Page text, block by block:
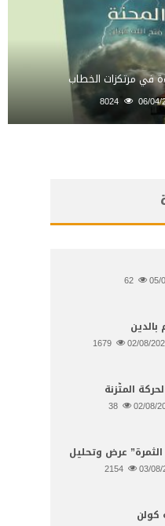
في مرتكزات الخطاب
06/04/
8024
05/
بالدين
02/08/
المتّزنة
02/08/
عرض وتحليل
03/
كولن